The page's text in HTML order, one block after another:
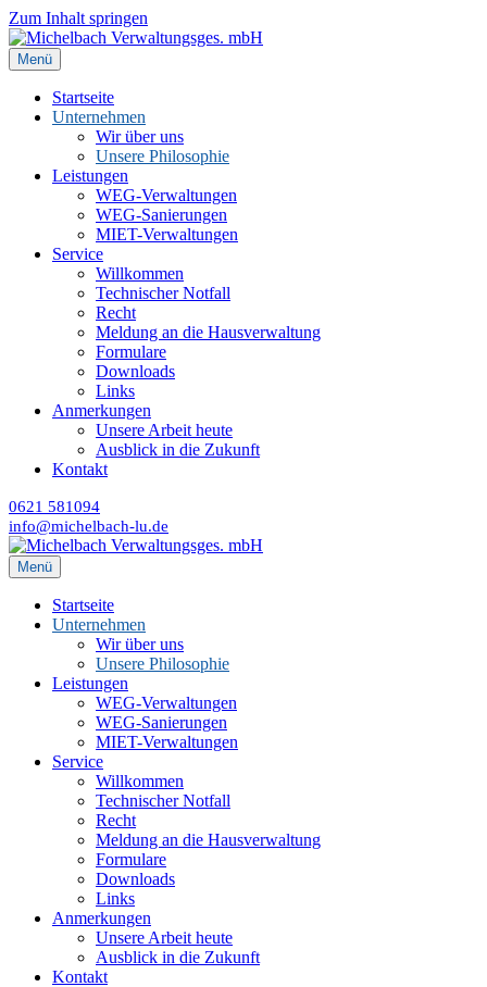
Zum Inhalt springen
Menü
Startseite
Unternehmen
Wir über uns
Unsere Philosophie
Leistungen
WEG-Verwaltungen
WEG-Sanierungen
MIET-Verwaltungen
Service
Willkommen
Technischer Notfall
Recht
Meldung an die Hausverwaltung
Formulare
Downloads
Links
Anmerkungen
Unsere Arbeit heute
Ausblick in die Zukunft
Kontakt
0621 581094
info@michelbach-lu.de
Menü
Startseite
Unternehmen
Wir über uns
Unsere Philosophie
Leistungen
WEG-Verwaltungen
WEG-Sanierungen
MIET-Verwaltungen
Service
Willkommen
Technischer Notfall
Recht
Meldung an die Hausverwaltung
Formulare
Downloads
Links
Anmerkungen
Unsere Arbeit heute
Ausblick in die Zukunft
Kontakt